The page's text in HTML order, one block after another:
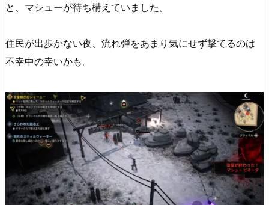
と、マシューが待ち構えていました。
住民が出歩かない夜、流れ弾をあまり気にせず撃てるのは
不幸中の幸いかも。